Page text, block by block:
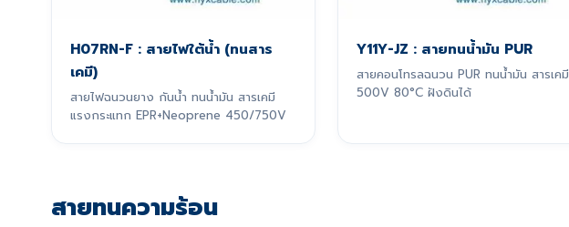
H07RN-F : สายไฟใต้น้ำ (ทนสาร
เคมี)
สายไฟฉนวนยาง กันน้ำ ทนน้ำมัน สารเคมี
แรงกระแทก EPR+Neoprene 450/750V
Y11Y-JZ : สายทนน้ำมัน PUR
สายคอนโทรลฉนวน PUR ทนน้ำมัน สารเคมี
500V 80°C ฝังดินได้
สายทนความร้อน